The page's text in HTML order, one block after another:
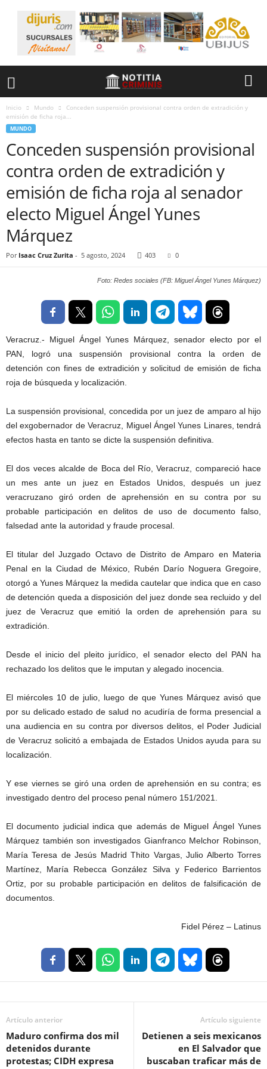
Inicio Mundo
Conceden suspensión provisional contra orden de extradición y
emisión de ficha roja...
MUNDO
Conceden suspensión provisional
contra orden de extradición y
emisión de ficha roja al senador
electo Miguel Ángel Yunes
Márquez
Por Isaac Cruz Zurita - 5 agosto, 2024 403 0
Foto: Redes sociales (FB: Miguel Ángel Yunes Márquez)
Veracruz.- Miguel Ángel Yunes Márquez, senador electo por el
PAN, logró una suspensión provisional contra la orden de
detención con fines de extradición y solicitud de emisión de ficha
roja de búsqueda y localización.
La suspensión provisional, concedida por un juez de amparo al hijo
del exgobernador de Veracruz, Miguel Ángel Yunes Linares, tendrá
efectos hasta en tanto se dicte la suspensión definitiva.
El dos veces alcalde de Boca del Río, Veracruz, compareció hace
un mes ante un juez en Estados Unidos, después un juez
veracruzano giró orden de aprehensión en su contra por su
probable participación en delitos de uso de documento falso,
falsedad ante la autoridad y fraude procesal.
El titular del Juzgado Octavo de Distrito de Amparo en Materia
Penal en la Ciudad de México, Rubén Darío Noguera Gregoire,
otorgó a Yunes Márquez la medida cautelar que indica que en caso
de detención queda a disposición del juez donde sea recluido y del
juez de Veracruz que emitió la orden de aprehensión para su
extradición.
Desde el inicio del pleito jurídico, el senador electo del PAN ha
rechazado los delitos que le imputan y alegado inocencia.
El miércoles 10 de julio, luego de que Yunes Márquez avisó que
por su delicado estado de salud no acudiría de forma presencial a
una audiencia en su contra por diversos delitos, el Poder Judicial
de Veracruz solicitó a embajada de Estados Unidos ayuda para su
localización.
Y ese viernes se giró una orden de aprehensión en su contra; es
investigado dentro del proceso penal número 151/2021.
El documento judicial indica que además de Miguel Ángel Yunes
Márquez también son investigados Gianfranco Melchor Robinson,
María Teresa de Jesús Madrid Thito Vargas, Julio Alberto Torres
Martínez, María Rebecca González Silva y Federico Barrientos
Ortiz, por su probable participación en delitos de falsificación de
documentos.
Fidel Pérez – Latinus
Artículo anterior
Maduro confirma dos mil
detenidos durante
protestas; CIDH expresa
Artículo siguiente
Detienen a seis mexicanos
en El Salvador que
buscaban traficar más de